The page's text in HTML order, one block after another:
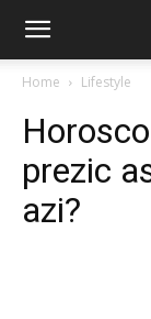
Home Lifestyle
prezic
azi?